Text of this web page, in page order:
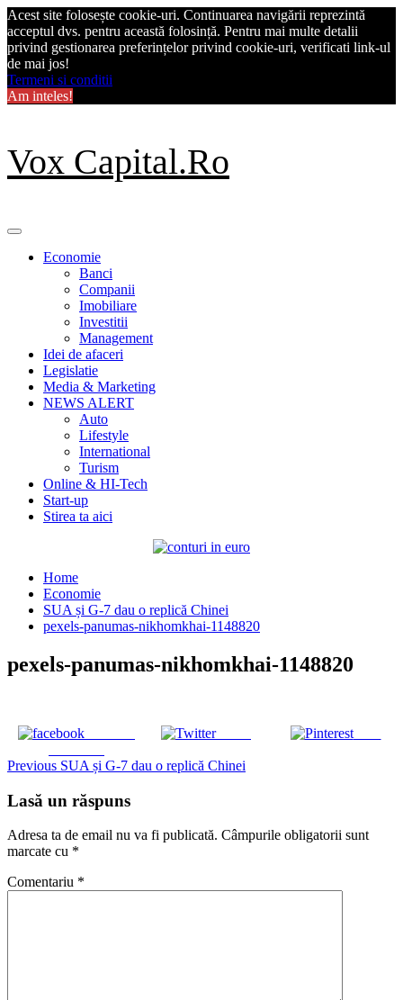
Acest site folosește cookie-uri. Continuarea navigării reprezintă
acceptul dvs. pentru această folosință. Pentru mai multe detalii
privind gestionarea preferințelor privind cookie-uri, verificati link-ul
de mai jos!
Termeni si conditii
Am inteles!
Skip
to
content
Vox Capital.Ro
Primary
Economie
Banci
Companii
Imobiliare
Investitii
Management
Idei de afaceri
Legislatie
Media & Marketing
NEWS ALERT
Auto
Lifestyle
International
Turism
Online & HI-Tech
Start-up
Stirea ta aici
Home
Economie
SUA și G-7 dau o replică Chinei
pexels-panumas-nikhomkhai-1148820
pexels-panumas-nikhomkhai-1148820
Tweet Save
Continue
Reading
Previous SUA și G-7 dau o replică Chinei
Lasă un răspuns
Adresa ta de email nu va fi publicată. Câmpurile obligatorii sunt
marcate cu *
Comentariu *